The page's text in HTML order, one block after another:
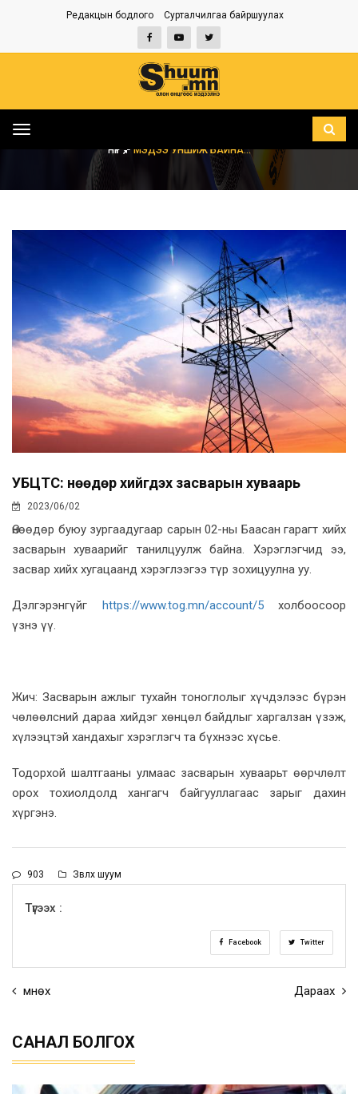
Редакцын бодлого Сурталчилгаа байршуулах
Toggle
НҮҮР МЭДЭЭ УНШИЖ БАЙНА...
УБЦТС: Өнөөдөр хийгдэх засварын хуваарь
2023/06/02
Өнөөдөр буюу зургаадугаар сарын 02-ны Баасан гарагт хийх
засварын хуваарийг танилцуулж байна. Хэрэглэгчид ээ,
засвар хийх хугацаанд хэрэглээгээ түр зохицуулна уу.
Дэлгэрэнгүйг https://www.tog.mn/account/5холбоосоор
үзнэ үү.
Жич: Засварын ажлыг тухайн тоноглолыг хүчдэлээс бүрэн
чөлөөлсний дараа хийдэг хөнцөл байдлыг харгалзан үзэж,
хүлээцтэй хандахыг хэрэглэгч та бүхнээс хүсье.
Тодорхой шалтгааны улмаас засварын хуваарьт өөрчлөлт
орох тохиолдолд хангагч байгууллагаас зарыг дахин
хүргэнэ.
903 Зөвлөх шуум
Түгээх :
Facebook Twitter
Өмнөх Дараах
САНАЛ БОЛГОХ